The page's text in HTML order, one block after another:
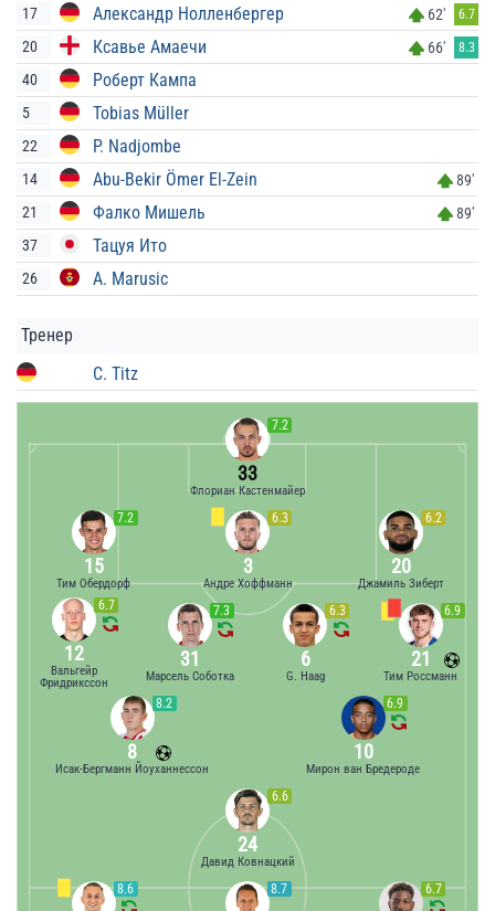
17 Александр Нолленбергер 62' 6.7
20 Ксавье Амаечи 66' 8.3
40 Роберт Кампа
5 Tobias Müller
22 P. Nadjombe
14 Abu-Bekir Ömer El-Zein
89'
21
Фалко Мишель
89'
37
Тацуя Ито
26 A. Marusic
Тренер
C. Titz
7.2
33
Флориан Кастенмайер
6.2
20
Джамиль Зиберт
6.3
3
Андре Хоффманн
7.2
15
Тим Обердорф
6.9
21
Тим Россманн
6.3
6
G. Haag
7.3
31
Марсель Соботка
6.7
12
Вальгейр
Фридрикссон
6.9
10
Мирон ван Бредероде
8.2
8
Исак-Бергманн Йоуханнессон
6.6
24
Давид Ковнацкий
8.6 8.7 6.7